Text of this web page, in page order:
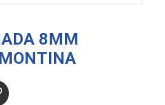
8MM